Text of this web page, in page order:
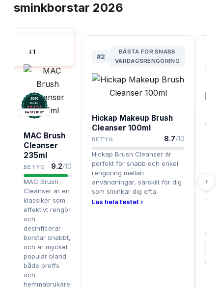
sminkborstar 2026
SMINKBORSTAR
#1
2026
Testix.
BÄST I TEST
MAC Brush
Cleanser
235ml
BETYG 9.2/10
MAC Brush
Cleanser är en
klassiker som
effektivt rengör
och
desinficerar
borstar snabbt,
och är mycket
populär bland
både proffs
och
hemmabrukare.
#2
BÄSTA FÖR SNABB
VARDAGSRENGÖRING
Hickap Makeup Brush
Cleanser 100ml
BETYG 8.7/10
Hickap Brush Cleanser är
perfekt för snabb och enkel
rengöring mellan
användningar, särskilt för dig
som sminkar dig ofta.
Läs hela testet ›
och
Läs
›